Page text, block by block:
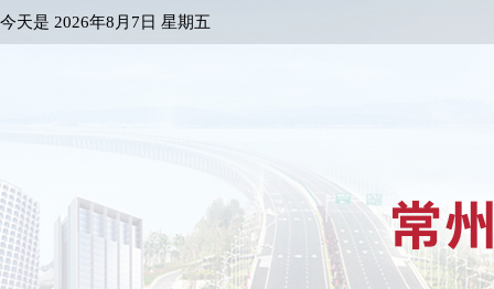
今天是 2026年8月7日 星期五